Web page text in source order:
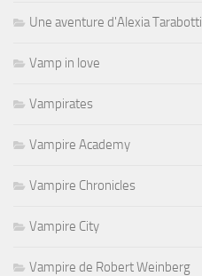
Une aventure d'Alexia Tarabotti
Vamp in love
Vampirates
Vampire Academy
Vampire Chronicles
Vampire City
Vampire de Robert Weinberg